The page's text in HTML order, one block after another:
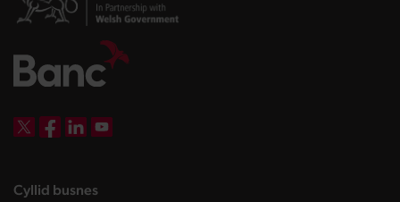
Cyllid busneslanding page